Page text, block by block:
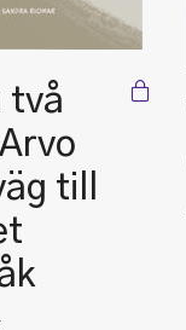
två
till